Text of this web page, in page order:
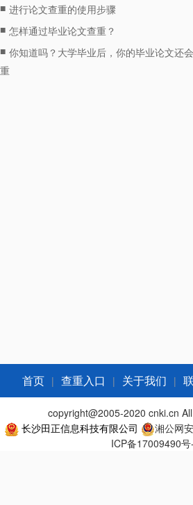
■ 进行论文查重的使用步骤
■ 怎样通过毕业论文查重？
■ 你知道吗？大学毕业后，你的毕业论文还
重
首页 | 查重入口 | 关于我们 |
copyright@2005-2020 cnki.cn
长沙田正信息科技有限公司
湘公网
ICP备17009490号